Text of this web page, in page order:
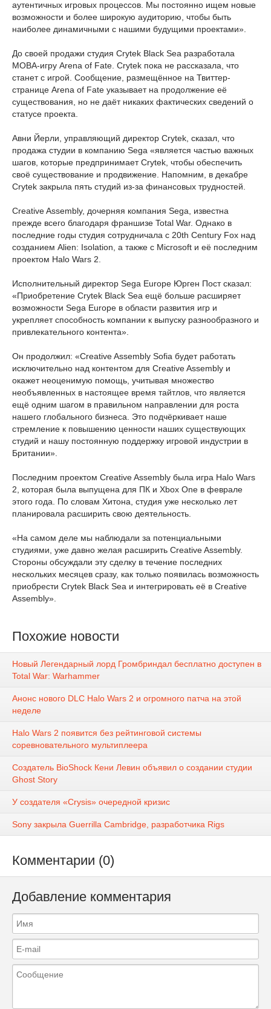
аутентичных игровых процессов. Мы постоянно ищем новые
возможности и более широкую аудиторию, чтобы быть
наиболее динамичными с нашими будущими проектами».
До своей продажи студия Crytek Black Sea разработала
MOBA-игру Arena of Fate. Crytek пока не рассказала, что
станет с игрой. Сообщение, размещённое на Твиттер-
странице Arena of Fate указывает на продолжение её
существования, но не даёт никаких фактических сведений о
статусе проекта.
Авни Йерли, управляющий директор Crytek, сказал, что
продажа студии в компанию Sega «является частью важных
шагов, которые предпринимает Crytek, чтобы обеспечить
своё существование и продвижение. Напомним, в декабре
Crytek закрыла пять студий из-за финансовых трудностей.
Creative Assembly, дочерняя компания Sega, известна
прежде всего благодаря франшизе Total War. Однако в
последние годы студия сотрудничала с 20th Century Fox над
созданием Alien: Isolation, а также с Microsoft и её последним
проектом Halo Wars 2.
Исполнительный директор Sega Europe Юрген Пост сказал:
«Приобретение Crytek Black Sea ещё больше расширяет
возможности Sega Europe в области развития игр и
укрепляет способность компании к выпуску разнообразного и
привлекательного контента».
Он продолжил: «Creative Assembly Sofia будет работать
исключительно над контентом для Creative Assembly и
окажет неоценимую помощь, учитывая множество
необъявленных в настоящее время тайтлов, что является
ещё одним шагом в правильном направлении для роста
нашего глобального бизнеса. Это подчёркивает наше
стремление к повышению ценности наших существующих
студий и нашу постоянную поддержку игровой индустрии в
Британии».
Последним проектом Creative Assembly была игра Halo Wars
2, которая была выпущена для ПК и Xbox One в феврале
этого года. По словам Хитона, студия уже несколько лет
планировала расширить свою деятельность.
«На самом деле мы наблюдали за потенциальными
студиями, уже давно желая расширить Creative Assembly.
Стороны обсуждали эту сделку в течение последних
нескольких месяцев сразу, как только появилась возможность
приобрести Crytek Black Sea и интегрировать её в Creative
Assembly».
Похожие новости
Новый Легендарный лорд Громбриндал бесплатно доступен в
Total War: Warhammer
Анонс нового DLC Halo Wars 2 и огромного патча на этой
неделе
Halo Wars 2 появится без рейтинговой системы
соревновательного мультиплеера
Создатель BioShock Кени Левин объявил о создании студии
Ghost Story
У создателя «Crysis» очередной кризис
Sony закрыла Guerrilla Cambridge, разработчика Rigs
Комментарии (0)
Добавление комментария